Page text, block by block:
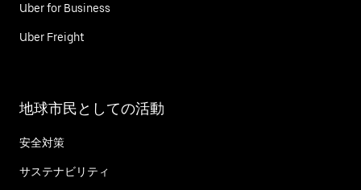
Uber for Business
Uber Freight
地球市民としての活動
安全対策
サステナビリティ